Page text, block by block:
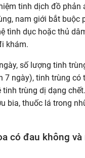
tinh dịch đồ phản
nam giới bắt buộc
tình dục hoặc thủ
khám.
số lượng tinh
7 ngày), tinh trùng có
trùng dị dạng
bia, thuốc lá trong
có đau không